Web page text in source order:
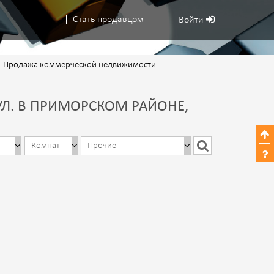
Стать продавцом Войти
Продажа коммерческой недвижимости
В ПРИМОРСКОМ РАЙОНЕ,